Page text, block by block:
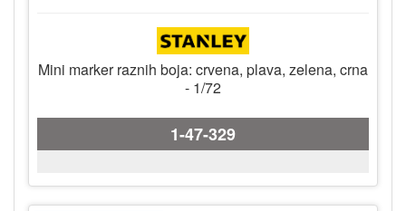
Mini marker raznih boja: crvena, plava, zelena, crna
- 1/72
1-47-329